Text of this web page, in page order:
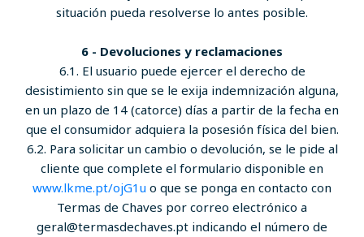
situación pueda resolverse lo antes posible.
6 - Devoluciones y reclamaciones
6.1. El usuario puede ejercer el derecho de
desistimiento sin que se le exija indemnización alguna,
en un plazo de 14 (catorce) días a partir de la fecha en
que el consumidor adquiera la posesión física del bien.
6.2. Para solicitar un cambio o devolución, se le pide al
cliente que complete el formulario disponible en
www.lkme.pt/ojG1u o que se ponga en contacto con
Termas de Chaves por correo electrónico a
geral@termasdechaves.pt indicando el número de